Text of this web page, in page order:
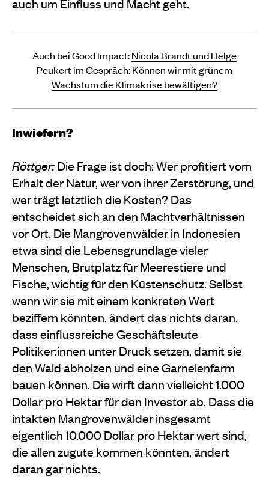
Auch bei Good Impact:Nicola Brandt und Helge
Peukert im Gespräch: Können wir mit grünem
Wachstum die Klimakrise bewältigen?
Inwiefern?
Röttger:Die Frage ist doch: Wer profitiert vom
Erhalt der Natur, wer von ihrer Zerstörung, und
wer trägt letztlich die Kosten? Das
entscheidet sich an den Machtverhältnissen
vor Ort. Die Mangrovenwälder in Indonesien
etwa sind die Lebensgrundlage vieler
Menschen, Brutplatz für Meerestiere und
Fische, wichtig für den Küstenschutz. Selbst
wenn wir sie mit einem konkreten Wert
beziffern könnten, ändert das nichts daran,
dass einflussreiche Geschäftsleute
Politiker:innen unter Druck setzen, damit sie
den Wald abholzen und eine Garnelenfarm
bauen können. Die wirft dann vielleicht 1.000
Dollar pro Hektar für den Investor ab. Dass die
intakten Mangrovenwälder insgesamt
eigentlich 10.000 Dollar pro Hektar wert sind,
die allen zugute kommen könnten, ändert
daran gar nichts.